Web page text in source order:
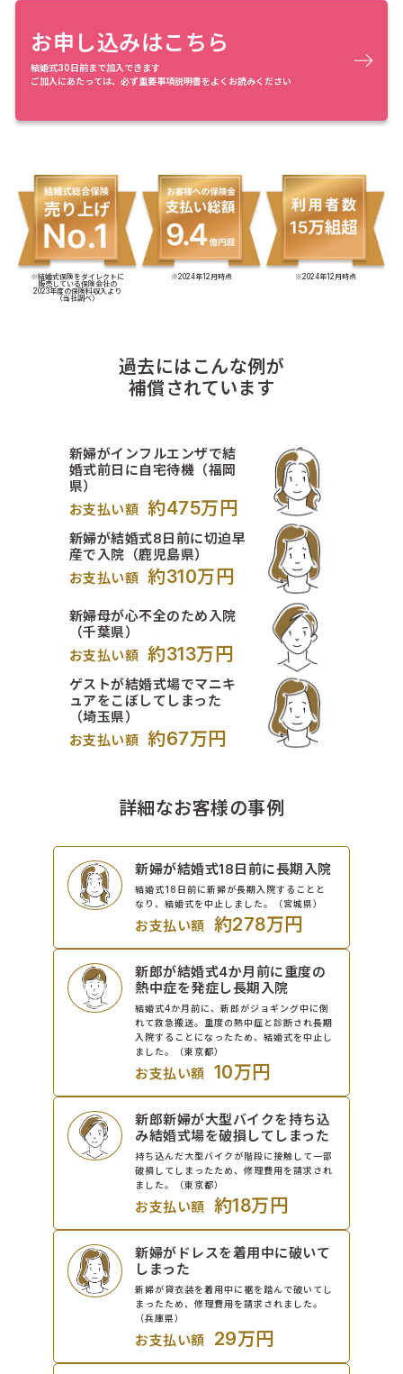
お申し込みはこちら
結婚式30日前まで加入できます
ご加入にあたっては、必ず重要事項説明書をよくお読みください
※結婚式保険をダイレクトに
販売している保険会社の
2023年度の保険料収入より
（当社調べ）
※2024年12月時点 ※2024年12月時点
過去にはこんな例が
補償されています
新婦がインフルエンザで結
婚式前日に自宅待機（福岡
県）
お支払い額 約475万円
新婦が結婚式8日前に切迫早
産で入院（鹿児島県）
お支払い額 約310万円
新婦母が心不全のため入院
（千葉県）
お支払い額 約313万円
ゲストが結婚式場でマニキ
ュアをこぼしてしまった
（埼玉県）
お支払い額 約67万円
詳細なお客様の事例
新婦が結婚式18日前に長期入院
結婚式18日前に新婦が長期入院することと
なり、結婚式を中止しました。（宮城県）
お支払い額 約278万円
新郎が結婚式4か月前に重度の
熱中症を発症し長期入院
結婚式4か月前に、新郎がジョギング中に倒
れて救急搬送。重度の熱中症と診断され長期
入院することになったため、結婚式を中止し
ました。（東京都）
お支払い額 10万円
新郎新婦が大型バイクを持ち込
み結婚式場を破損してしまった
持ち込んだ大型バイクが階段に接触して一部
破損してしまったため、修理費用を請求され
ました。（東京都）
お支払い額 約18万円
新婦がドレスを着用中に破いて
しまった
新婦が貸衣装を着用中に裾を踏んで破いてし
まったため、修理費用を請求されました。
（兵庫県）
お支払い額 29万円